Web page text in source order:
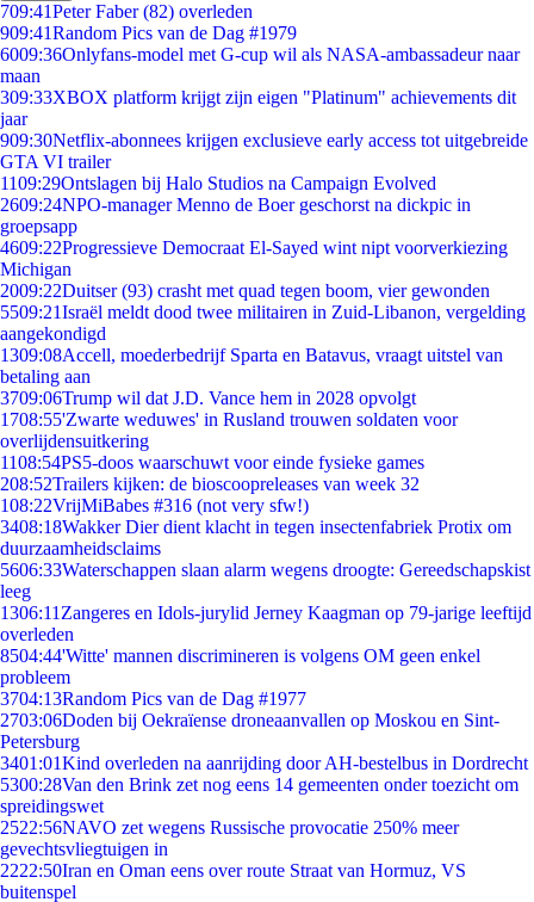
709:41Peter Faber (82) overleden
909:41Random Pics van de Dag #1979
6009:36Onlyfans-model met G-cup wil als NASA-ambassadeur naar
maan
309:33XBOX platform krijgt zijn eigen "Platinum" achievements dit
jaar
909:30Netflix-abonnees krijgen exclusieve early access tot uitgebreide
GTA VI trailer
1109:29Ontslagen bij Halo Studios na Campaign Evolved
2609:24NPO-manager Menno de Boer geschorst na dickpic in
groepsapp
4609:22Progressieve Democraat El-Sayed wint nipt voorverkiezing
Michigan
2009:22Duitser (93) crasht met quad tegen boom, vier gewonden
5509:21Israël meldt dood twee militairen in Zuid-Libanon, vergelding
aangekondigd
1309:08Accell, moederbedrijf Sparta en Batavus, vraagt uitstel van
betaling aan
3709:06Trump wil dat J.D. Vance hem in 2028 opvolgt
1708:55'Zwarte weduwes' in Rusland trouwen soldaten voor
overlijdensuitkering
1108:54PS5-doos waarschuwt voor einde fysieke games
208:52Trailers kijken: de bioscoopreleases van week 32
108:22VrijMiBabes #316 (not very sfw!)
3408:18Wakker Dier dient klacht in tegen insectenfabriek Protix om
duurzaamheidsclaims
5606:33Waterschappen slaan alarm wegens droogte: Gereedschapskist
leeg
1306:11 Zangeres en Idols-jurylid Jerney Kaagman op 79-jarige leeftijd
overleden
8504:44'Witte' mannen discrimineren is volgens OM geen enkel
probleem
3704:13Random Pics van de Dag #1977
2703:06Doden bij Oekraïense droneaanvallen op Moskou en Sint-
Petersburg
3401:01Kind overleden na aanrijding door AH-bestelbus in Dordrecht
5300:28Van den Brink zet nog eens 14 gemeenten onder toezicht om
spreidingswet
2522:56NAVO zet wegens Russische provocatie 250% meer
gevechtsvliegtuigen in
2222:50Iran en Oman eens over route Straat van Hormuz, VS
buitenspel